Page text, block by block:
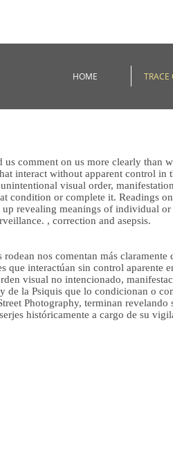
HOME TRACE
us comment on us more clearly than
interact without apparent control
visual order,
condition or complete it. Readings
up revealing meanings of individual
, correction and asepsis.
rodean nos comentan más
que interactúan sin control aparente
visual no intencionado,
de la Psiquis que lo condicionan o
Photography, terminan
históricamente a cargo de su